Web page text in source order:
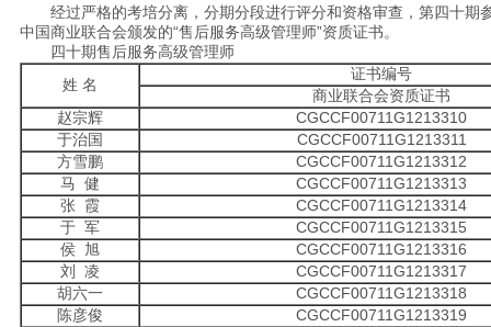
经过严格的考培分离，分期分段进行评分和资格审查，第四十期
中国商业联合会颁发的“售后服务高级管理师”资质证书。
四十期售后服务高级管理师
姓 名
证书编号
商业联合会资质证书
赵宗辉
CGCCF00711G1213310
于治国
CGCCF00711G1213311
方雪鹏
CGCCF00711G1213312
马 健
CGCCF00711G1213313
张 霞
CGCCF00711G1213314
于 军
CGCCF00711G1213315
侯 旭
CGCCF00711G1213316
刘 凌
CGCCF00711G1213317
胡六一
CGCCF00711G1213318
陈彦俊
CGCCF00711G1213319